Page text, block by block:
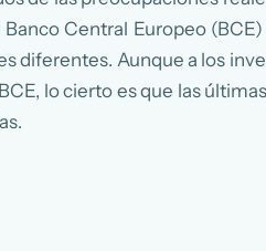
Central Europeo (BCE)
diferentes. Aunque a los
lo cierto es que las